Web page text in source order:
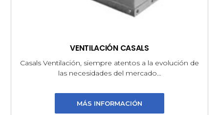
VENTILACIÓN CASALS
Casals Ventilación, siempre atentos a la evolución de
las necesidades del mercado…
MÁS INFORMACIÓN